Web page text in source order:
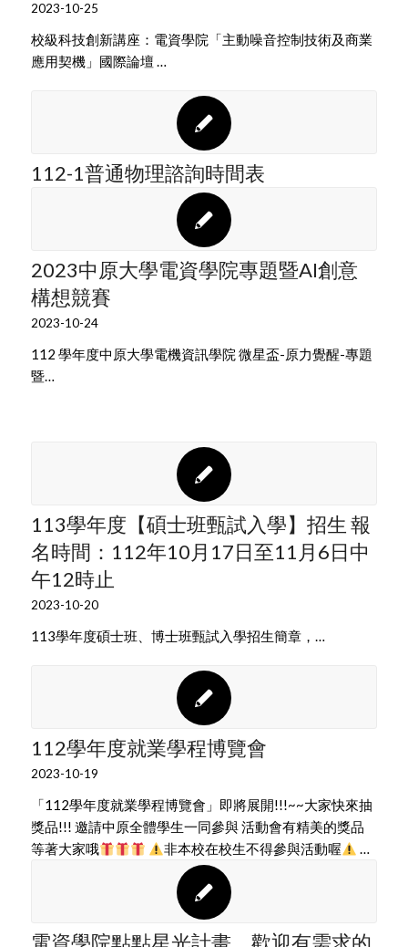
2023-10-25
校級科技創新講座：電資學院「主動噪音控制技術及商業
應用契機」國際論壇 …
112-1普通物理諮詢時間表
2023中原大學電資學院專題暨AI創意
構想競賽
2023-10-24
112 學年度中原大學電機資訊學院 微星盃-原力覺醒-專題
暨…
113學年度【碩士班甄試入學】招生 報
名時間：112年10月17日至11月6日中
午12時止
2023-10-20
113學年度碩士班、博士班甄試入學招生簡章，…
112學年度就業學程博覽會
2023-10-19
「112學年度就業學程博覽會」即將展開!!!~~大家快來抽
獎品!!! 邀請中原全體學生一同參與 活動會有精美的獎品
等著大家哦
非本校在校生不得參與活動喔 …
電資學院點點星光計畫，歡迎有需求的